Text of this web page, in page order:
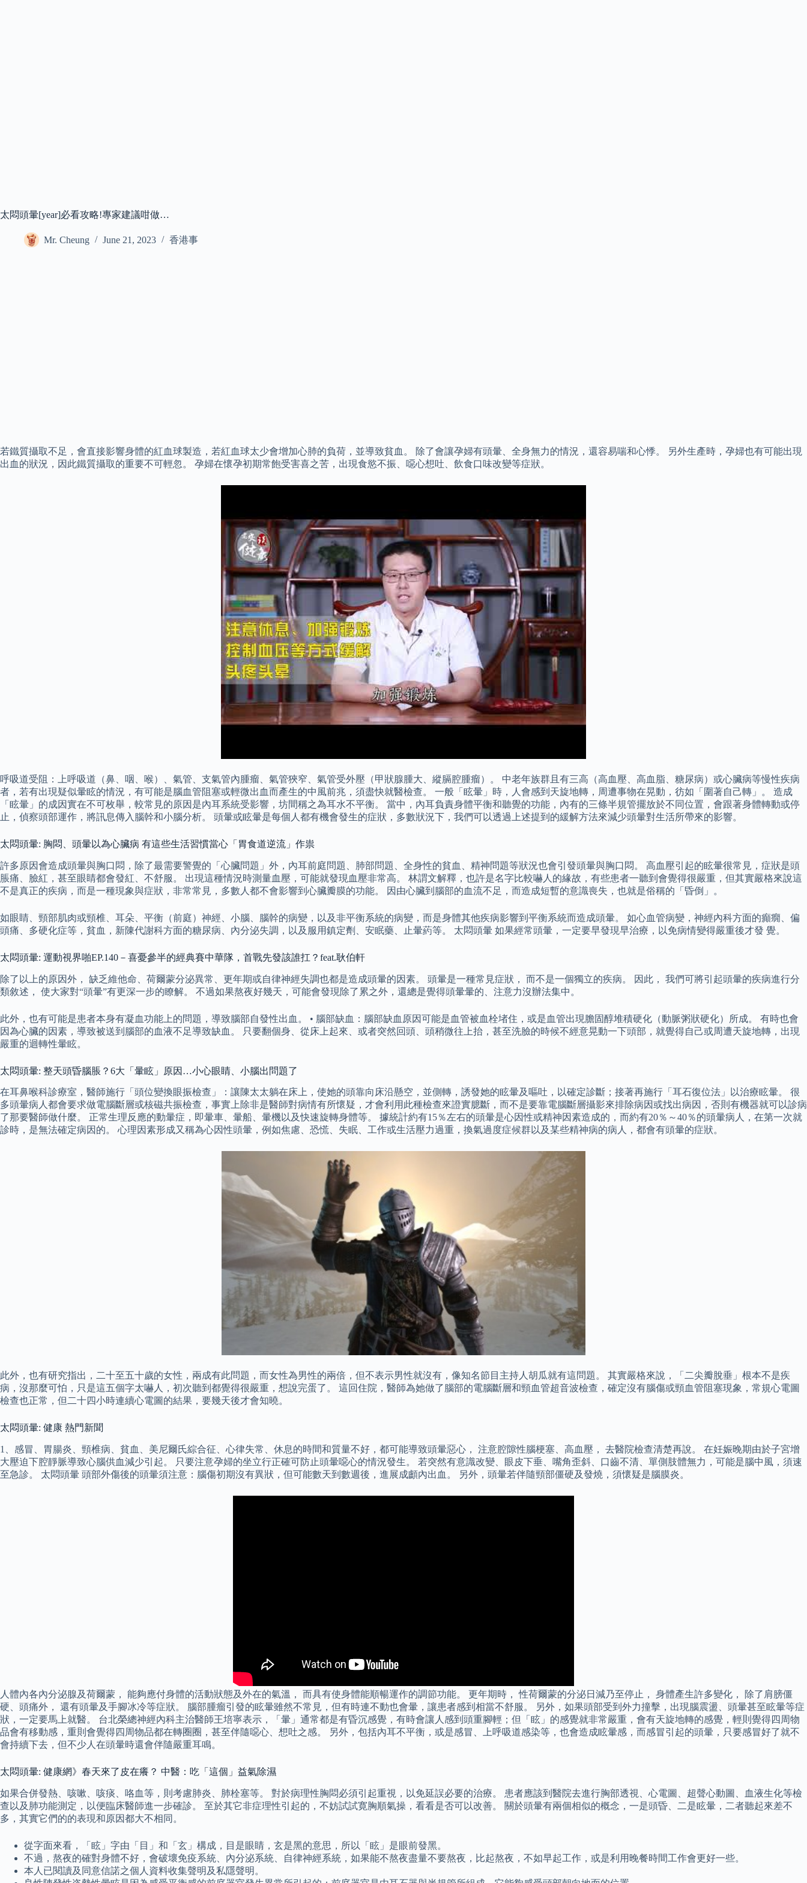
太悶頭暈[year]必看攻略!專家建議咁做…
Mr. Cheung June 21, 2023 香港事
若鐵質攝取不足，會直接影響身體的紅血球製造，若紅血球太少會增加心肺的負荷，並導致貧血。 除了會讓孕婦有頭暈、全身無力的情況，還容易喘和心悸。 另外生產時，孕婦也有可能出現
出血的狀況，因此鐵質攝取的重要不可輕忽。 孕婦在懷孕初期常飽受害喜之苦，出現食慾不振、噁心想吐、飲食口味改變等症狀。
呼吸道受阻：上呼吸道（鼻、咽、喉）、氣管、支氣管內腫瘤、氣管狹窄、氣管受外壓（甲狀腺腫大、縱膈腔腫瘤）。 中老年族群且有三高（高血壓、高血脂、糖尿病）或心臟病等慢性疾病
者，若有出現疑似暈眩的情況，有可能是腦血管阻塞或輕微出血而產生的中風前兆，須盡快就醫檢查。 一般「眩暈」時，人會感到天旋地轉，周遭事物在晃動，彷如「圍著自己轉」。 造成
「眩暈」的成因實在不可枚舉，較常見的原因是內耳系統受影響，坊間稱之為耳水不平衡。 當中，內耳負責身體平衡和聽覺的功能，內有的三條半規管擺放於不同位置，會跟著身體轉動或停
止，偵察頭部運作，將訊息傳入腦幹和小腦分析。 頭暈或眩暈是每個人都有機會發生的症狀，多數狀況下，我們可以透過上述提到的緩解方法來減少頭暈對生活所帶來的影響。
太悶頭暈: 胸悶、頭暈以為心臟病 有這些生活習慣當心「胃食道逆流」作祟
許多原因會造成頭暈與胸口悶，除了最需要警覺的「心臟問題」外，內耳前庭問題、肺部問題、全身性的貧血、精神問題等狀況也會引發頭暈與胸口悶。 高血壓引起的眩暈很常見，症狀是頭
脹痛、臉紅，甚至眼睛都會發紅、不舒服。 出現這種情況時測量血壓，可能就發現血壓非常高。 林謂文解釋，也許是名字比較嚇人的緣故，有些患者一聽到會覺得很嚴重，但其實嚴格來說這
不是真正的疾病，而是一種現象與症狀，非常常見，多數人都不會影響到心臟瓣膜的功能。 因由心臟到腦部的血流不足，而造成短暫的意識喪失，也就是俗稱的「昏倒」。
如眼睛、頸部肌肉或頸椎、耳朵、平衡（前庭）神經、小腦、腦幹的病變，以及非平衡系統的病變，而是身體其他疾病影響到平衡系統而造成頭暈。 如心血管病變，神經內科方面的癲癇、偏
頭痛、多硬化症等，貧血，新陳代謝科方面的糖尿病、內分泌失調，以及服用鎮定劑、安眠藥、止暈葯等。 太悶頭暈 如果經常頭暈，一定要早發現早治療，以免病情變得嚴重後才發 覺。
太悶頭暈: 運動視界啪EP.140－喜憂參半的經典賽中華隊，首戰先發該誰扛？feat.耿伯軒
除了以上的原因外， 缺乏維他命、荷爾蒙分泌異常、更年期或自律神經失調也都是造成頭暈的因素。 頭暈是一種常見症狀， 而不是一個獨立的疾病。 因此， 我們可將引起頭暈的疾病進行分
類敘述， 使大家對“頭暈”有更深一步的瞭解。 不過如果熬夜好幾天，可能會發現除了累之外，還總是覺得頭暈暈的、注意力沒辦法集中。
此外，也有可能是患者本身有凝血功能上的問題，導致腦部自發性出血。 • 腦部缺血：腦部缺血原因可能是血管被血栓堵住，或是血管出現膽固醇堆積硬化（動脈粥狀硬化）所成。 有時也會
因為心臟的因素，導致被送到腦部的血液不足導致缺血。 只要翻個身、從床上起來、或者突然回頭、頭稍微往上抬，甚至洗臉的時候不經意晃動一下頭部，就覺得自己或周遭天旋地轉，出現
嚴重的迴轉性暈眩。
太悶頭暈: 整天頭昏腦脹？6大「暈眩」原因…小心眼睛、小腦出問題了
在耳鼻喉科診療室，醫師施行「頭位變換眼振檢查」：讓陳太太躺在床上，使她的頭靠向床沿懸空，並側轉，誘發她的眩暈及嘔吐，以確定診斷；接著再施行「耳石復位法」以治療眩暈。 很
多頭暈病人都會要求做電腦斷層或核磁共振檢查，事實上除非是醫師對病情有所懷疑，才會利用此種檢查來證實臆斷，而不是要靠電腦斷層攝影來排除病因或找出病因，否則有機器就可以診病
了那要醫師做什麼。 正常生理反應的動暈症，即暈車、暈船、暈機以及快速旋轉身體等。 據統計約有15％左右的頭暈是心因性或精神因素造成的，而約有20％～40％的頭暈病人，在第一次就
診時，是無法確定病因的。 心理因素形成又稱為心因性頭暈，例如焦慮、恐慌、失眠、工作或生活壓力過重，換氣過度症候群以及某些精神病的病人，都會有頭暈的症狀。
此外，也有研究指出，二十至五十歲的女性，兩成有此問題，而女性為男性的兩倍，但不表示男性就沒有，像知名節目主持人胡瓜就有這問題。 其實嚴格來說，「二尖瓣脫垂」根本不是疾
病，沒那麼可怕，只是這五個字太嚇人，初次聽到都覺得很嚴重，想說完蛋了。 這回住院，醫師為她做了腦部的電腦斷層和頸血管超音波檢查，確定沒有腦傷或頸血管阻塞現象，常規心電圖
檢查也正常，但二十四小時連續心電圖的結果，要幾天後才會知曉。
太悶頭暈: 健康 熱門新聞
1、感冒、胃腸炎、頸椎病、貧血、美尼爾氏綜合征、心律失常、休息的時間和質量不好，都可能導致頭暈惡心， 注意腔隙性腦梗塞、高血壓， 去醫院檢查清楚再說。 在妊娠晚期由於子宮增
大壓迫下腔靜脈導致心腦供血減少引起。 只要注意孕婦的坐立行正確可防止頭暈噁心的情況發生。 若突然有意識改變、眼皮下垂、嘴角歪斜、口齒不清、單側肢體無力，可能是腦中風，須速
至急診。 太悶頭暈 頭部外傷後的頭暈須注意：腦傷初期沒有異狀，但可能數天到數週後，進展成顱內出血。 另外，頭暈若伴隨頸部僵硬及發燒，須懷疑是腦膜炎。
人體內各內分泌腺及荷爾蒙， 能夠應付身體的活動狀態及外在的氣溫， 而具有使身體能順暢運作的調節功能。 更年期時， 性荷爾蒙的分泌日減乃至停止， 身體產生許多變化， 除了肩膀僵
硬、頭痛外， 還有頭暈及手腳冰冷等症狀。 腦部腫瘤引發的眩暈雖然不常見，但有時連不動也會暈，讓患者感到相當不舒服。 另外，如果頭部受到外力撞擊，出現腦震盪、頭暈甚至眩暈等症
狀，一定要馬上就醫。 台北榮總神經內科主治醫師王培寧表示，「暈」通常都是有昏沉感覺，有時會讓人感到頭重腳輕；但「眩」的感覺就非常嚴重，會有天旋地轉的感覺，輕則覺得四周物
品會有移動感，重則會覺得四周物品都在轉圈圈，甚至伴隨噁心、想吐之感。 另外，包括內耳不平衡，或是感冒、上呼吸道感染等，也會造成眩暈感，而感冒引起的頭暈，只要感冒好了就不
會持續下去，但不少人在頭暈時還會伴隨嚴重耳鳴。
太悶頭暈: 健康網》春天來了皮在癢？ 中醫：吃「這個」益氣除濕
如果合併發熱、咳嗽、咳痰、咯血等，則考慮肺炎、肺栓塞等。 對於病理性胸悶必須引起重視，以免延誤必要的治療。 患者應該到醫院去進行胸部透視、心電圖、超聲心動圖、血液生化等檢
查以及肺功能測定，以便臨床醫師進一步確診。 至於其它非症理性引起的，不妨試試寛胸順氣操，看看是否可以改善。 關於頭暈有兩個相似的概念，一是頭昏、二是眩暈，二者聽起來差不
多，其實它們的的表現和原因都大不相同。
從字面來看，「眩」字由「目」和「玄」構成，目是眼睛，玄是黑的意思，所以「眩」是眼前發黑。
不過，熬夜的確對身體不好，會破壞免疫系統、內分泌系統、自律神經系統，如果能不熬夜盡量不要熬夜，比起熬夜，不如早起工作，或是利用晚餐時間工作會更好一些。
本人已閱讀及同意信諾之個人資料收集聲明及私隱聲明。